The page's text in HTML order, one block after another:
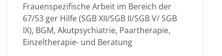
Frauenspezifische Arbeit im Bereich der
67/53 ger Hilfe (SGB XII/SGB II/SGB V/ SGB
IX), BGM, Akutpsychiatrie, Paartherapie,
Einzeltherapie- und Beratung